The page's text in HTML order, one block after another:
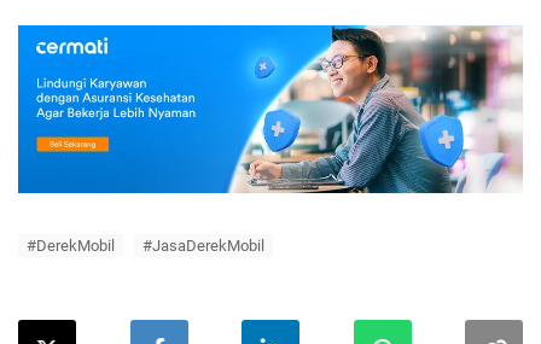
#DerekMobil #JasaDerekMobil